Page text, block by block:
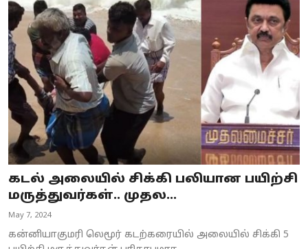
கடல் அலையில் சிக்கி பலியான பயிற்சி
மருத்துவர்கள்.. முதல...
May 7, 2024
கன்னியாகுமரி லெமூர் கடற்கரையில் அலையில் சிக்கி 5